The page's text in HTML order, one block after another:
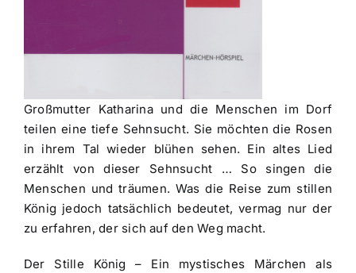
Großmutter Katharina und die Menschen im Dorf
teilen eine tiefe Sehnsucht. Sie möchten die Rosen
in ihrem Tal wieder blühen sehen. Ein altes Lied
erzählt von dieser Sehnsucht … So singen die
Menschen und träumen. Was die Reise zum stillen
König jedoch tatsächlich bedeutet, vermag nur der
zu erfahren, der sich auf den Weg macht.
Der Stille König – Ein mystisches Märchen als